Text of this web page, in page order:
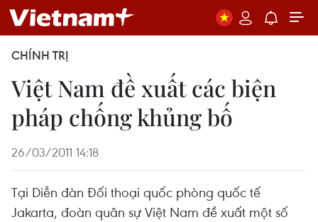
CHÍNH TRỊ
Việt Nam đề xuất các biện
pháp chống khủng bố
26/03/2011 14:18
Tại Diễn đàn Đối thoại quốc phòng quốc tế
Jakarta, đoàn quân sự Việt Nam đề xuất một số